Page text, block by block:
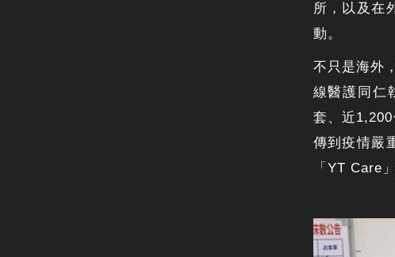
所，以及在
動。
不只是海外
線醫護同仁
套、近
傳到疫情嚴
「YT Care